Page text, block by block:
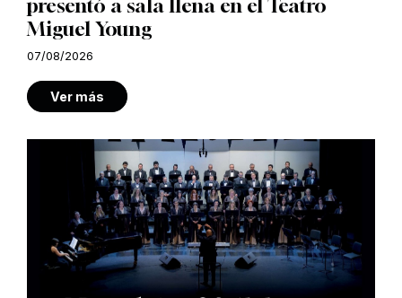
presentó a sala llena en el Teatro
Miguel Young
07/08/2026
Ver más